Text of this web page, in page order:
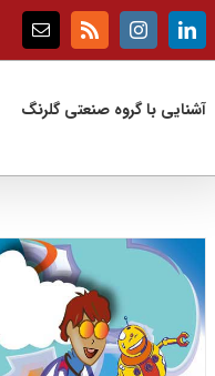
LinkedIn
Instagram
Rss
Email
آشنایی با گروه صنعتی گلرنگ